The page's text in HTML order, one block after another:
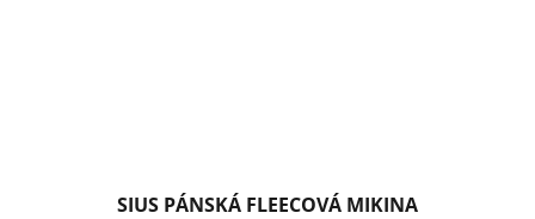
SIUS PÁNSKÁ FLEECOVÁ MIKINA